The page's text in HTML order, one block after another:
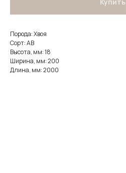
Порода: Хвоя
Сорт: AB
Высота, мм: 18
Ширина, мм: 200
Длина, мм: 2000